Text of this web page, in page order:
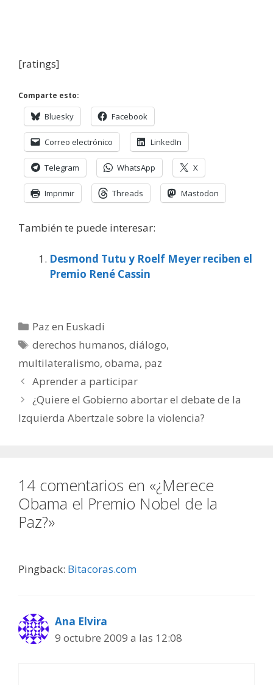
[ratings]
Comparte esto:
Bluesky Facebook
Correo electrónico LinkedIn
Telegram WhatsApp X
Imprimir Threads Mastodon
También te puede interesar:
Desmond Tutu y Roelf Meyer reciben el
Premio René Cassin
Categorías
Paz en Euskadi
Etiquetas
derechos humanos,diálogo,
multilateralismo, obama, paz
Aprender a participar
¿Quiere el Gobierno abortar el debate de la
Izquierda Abertzale sobre la violencia?
14 comentarios en «¿Merece
Obama el Premio Nobel de la
Paz?»
Pingback: Bitacoras.com
Ana Elvira
9 octubre 2009 a las 12:08